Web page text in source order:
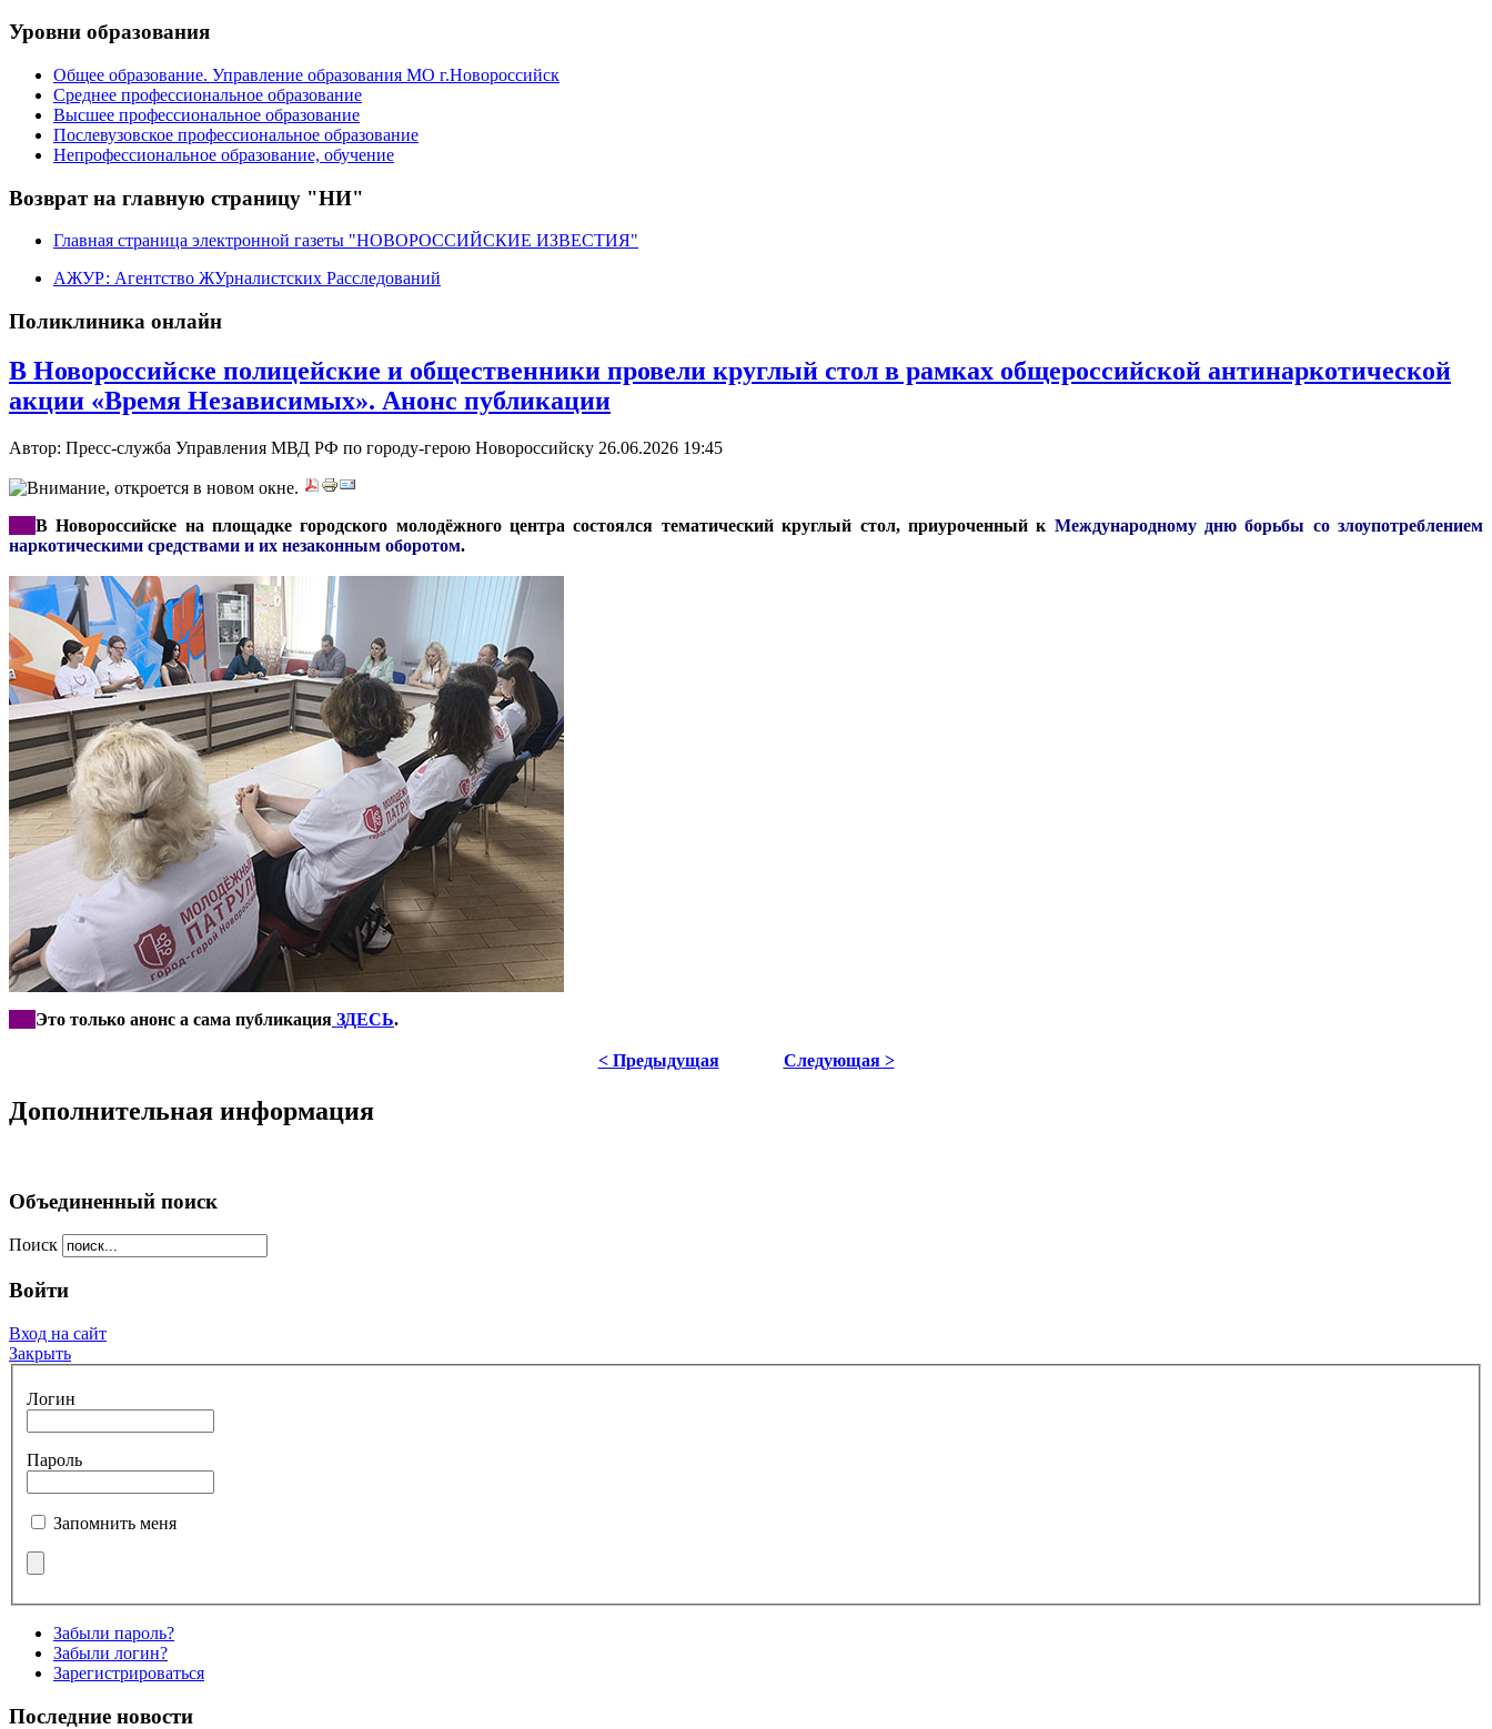
Уровни образования
Общее образование. Управление образования МО г.Новороссийск
Среднее профессиональное образование
Высшее профессиональное образование
Послевузовское профессиональное образование
Непрофессиональное образование, обучение
Возврат на главную страницу "НИ"
Главная страница электронной газеты "НОВОРОССИЙСКИЕ ИЗВЕСТИЯ"
АЖУР: Агентство ЖУрналистских Расследований
Поликлиника онлайн
В Новороссийске полицейские и общественники провели круглый стол в рамках общероссийской антинаркотической
акции «Время Независимых». Анонс публикации
Автор: Пресс-служба Управления МВД РФ по городу-герою Новороссийску 26.06.2026 19:45
В Новороссийске на площадке городского молодёжного центра состоялся тематический круглый стол, приуроченный к Международному дню борьбы со злоупотреблением
наркотическими средствами и их незаконным оборотом.
Это только анонс а сама публикация ЗДЕСЬ.
< Предыдущая Следующая >
Дополнительная информация
Объединенный поиск
Поиск
Войти
Вход на сайт
Закрыть
Логин
Пароль
Запомнить меня
Забыли пароль?
Забыли логин?
Зарегистрироваться
Последние новости